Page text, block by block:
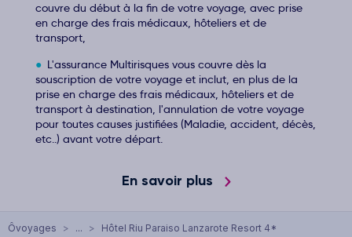
couvre du début à la fin de votre voyage, avec prise
en charge des frais médicaux, hôteliers et de
transport,
L'assurance Multirisques vous couvre dès la
souscription de votre voyage et inclut, en plus de la
prise en charge des frais médicaux, hôteliers et de
transport à destination, l'annulation de votre voyage
pour toutes causes justifiées (Maladie, accident, décès,
etc..) avant votre départ.
En savoir plus
Ôvoyages > ... > Hôtel Riu Paraiso Lanzarote Resort 4*